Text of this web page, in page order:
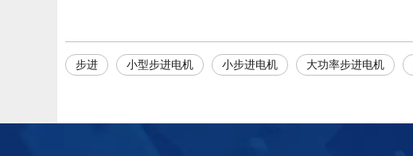
步进 小型步进电机 小步进电机 大功率步进电机